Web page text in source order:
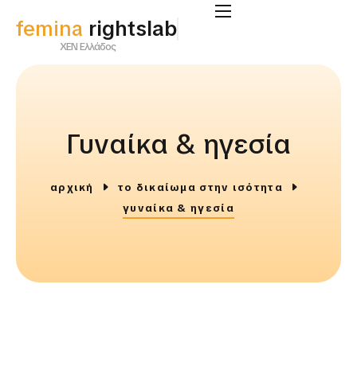
femina rightslab
ΧΕΝ Ελλάδος
Γυναίκα & ηγεσία
αρχική
το δικαίωμα στην ισότητα
γυναίκα & ηγεσία